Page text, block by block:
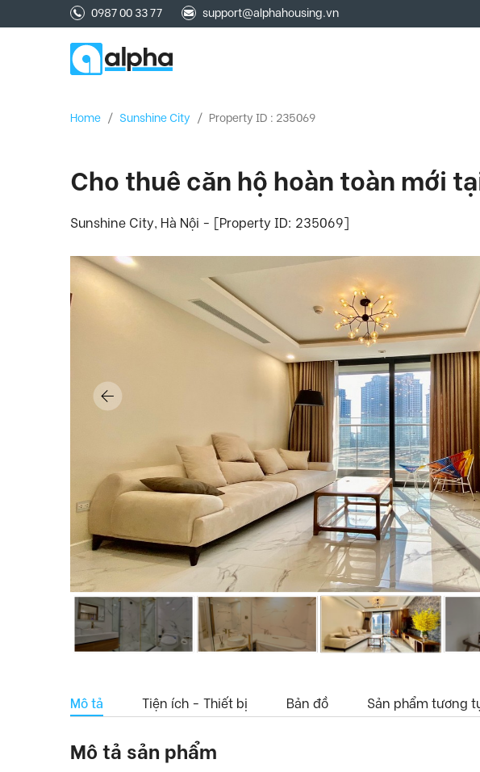
0987 00 33 77 support@alphahousing.vn
Home / Sunshine City / Property ID : 235069
Cho thuê căn hộ hoàn toàn mới
Sunshine City, Hà Nội - [Property ID: 235069]
Mô tả Tiện ích - Thiết bị Bản đồ Sản phẩm tương
Mô tả sản phẩm